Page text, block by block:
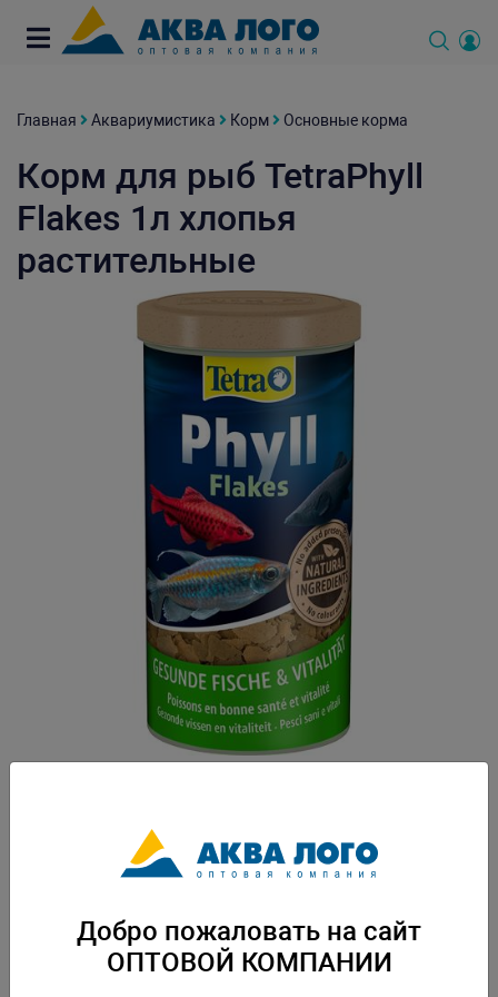
Главная Аквариумистика Корм Основные корма
Корм для рыб TetraPhyll
Flakes 1л хлопья
растительные
Полноценный корм с растительными ингредиентами для ежедневного
питания декоративных рыб любого размера. Смесь
Скачать каталогДобро пожаловать на сайт
ОПТОВОЙ КОМПАНИИ